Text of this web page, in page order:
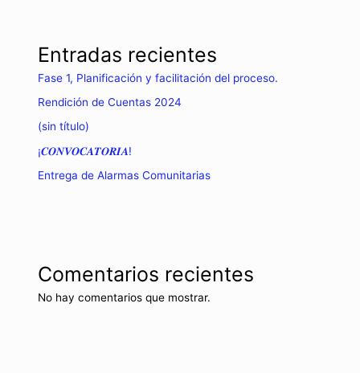
Entradas recientes
Fase 1, Planificación y facilitación del proceso.
Rendición de Cuentas 2024
(sin título)
¡𝑪𝑶𝑵𝑽𝑶𝑪𝑨𝑻𝑶𝑹𝑰𝑨!
Entrega de Alarmas Comunitarias
Comentarios recientes
No hay comentarios que mostrar.